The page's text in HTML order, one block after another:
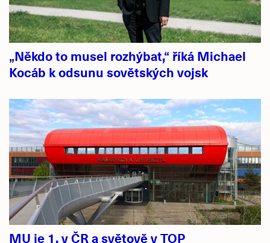
„Někdo to musel rozhýbat,“ říká Michael
Kocáb k odsunu sovětských vojsk
MU je 1. v ČR a světově v TOP